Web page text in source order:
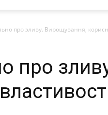
про зливу. Вирощування, корисні
про